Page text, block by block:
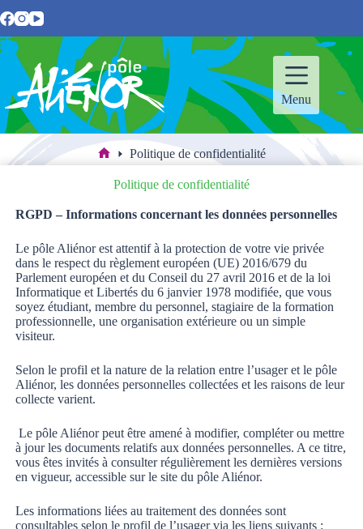
au
contenu
Menu
Accueil
Politique de confidentialité
Politique de confidentialité
RGPD – Informations concernant les données personnelles
Le pôle Aliénor est attentif à la protection de votre vie privée
dans le respect du règlement européen (UE) 2016/679 du
Parlement européen et du Conseil du 27 avril 2016 et de la loi
Informatique et Libertés du 6 janvier 1978 modifiée, que vous
soyez étudiant, membre du personnel, stagiaire de la formation
professionnelle, une organisation extérieure ou un simple
visiteur.
Selon le profil et la nature de la relation entre l’usager et le pôle
Aliénor, les données personnelles collectées et les raisons de leur
collecte varient.
Le pôle Aliénor peut être amené à modifier, compléter ou mettre
à jour les documents relatifs aux données personnelles. A ce titre,
vous êtes invités à consulter régulièrement les dernières versions
en vigueur, accessible sur le site du pôle Aliénor.
Les informations liées au traitement des données sont
consultables selon le profil de l’usager via les liens suivants :